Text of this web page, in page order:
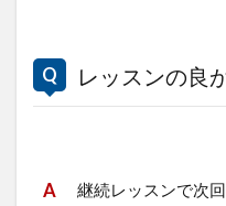
レッスンの良
継続レッスンで次